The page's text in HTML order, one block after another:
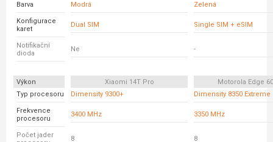
Barva Modrá Zelená
Konfigurace
karet
Dual SIM Single SIM + eSIM
Notifikační
dioda
Ne -
Výkon Xiaomi 14T Pro
Motorola Edge
Typ procesoru
Dimensity 9300+ Dimensity 8350 Extreme
Frekvence
procesoru
3400 MHz 3350 MHz
Počet jader
8 8